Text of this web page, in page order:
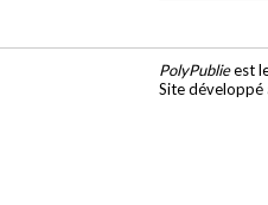
PolyPublieest
Site